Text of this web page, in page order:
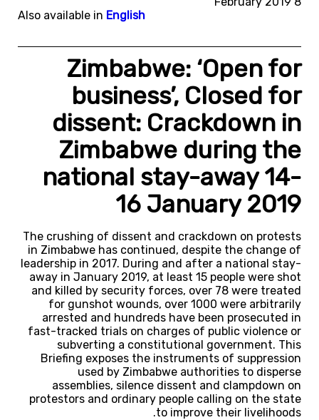
Also available in English
Zimbabwe: ‘Open for
business’, Closed for
dissent: Crackdown in
Zimbabwe during the
national stay-away 14-
16 January 2019
The crushing of dissent and crackdown on protests
in Zimbabwe has continued, despite the change of
leadership in 2017. During and after a national stay-
away in January 2019, at least 15 people were shot
and killed by security forces, over 78 were treated
for gunshot wounds, over 1000 were arbitrarily
arrested and hundreds have been prosecuted in
fast-tracked trials on charges of public violence or
subverting a constitutional government. This
Briefing exposes the instruments of suppression
used by Zimbabwe authorities to disperse
assemblies, silence dissent and clampdown on
protestors and ordinary people calling on the state
to improve their livelihoods.